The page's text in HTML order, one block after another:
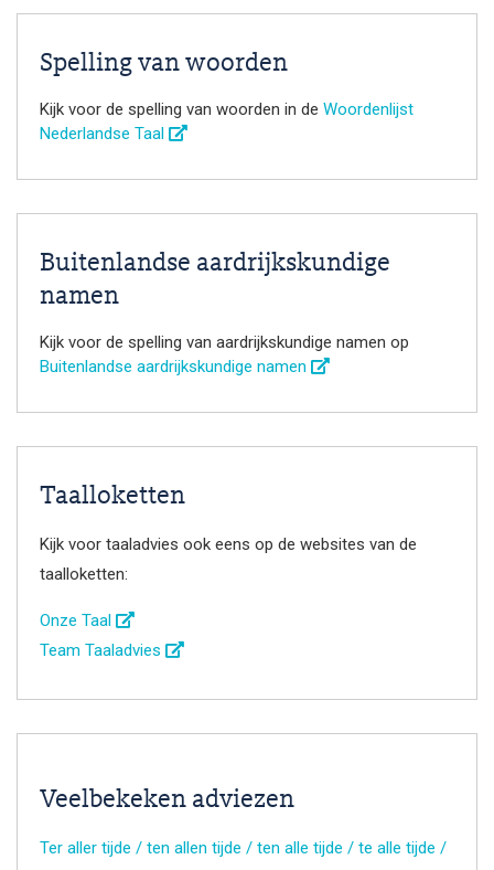
Spelling van woorden
Kijk voor de spelling van woorden in de Woordenlijst
Nederlandse Taal
Buitenlandse aardrijkskundige
namen
Kijk voor de spelling van aardrijkskundige namen op
Buitenlandse aardrijkskundige namen
Taalloketten
Kijk voor taaladvies ook eens op de websites van de
taalloketten:
Onze Taal
Team Taaladvies
Veelbekeken adviezen
Ter aller tijde / ten allen tijde / ten alle tijde / te alle tijde /